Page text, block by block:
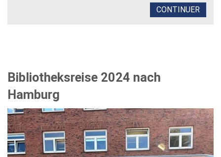
CONTINUER
Bibliotheksreise 2024 nach
Hamburg